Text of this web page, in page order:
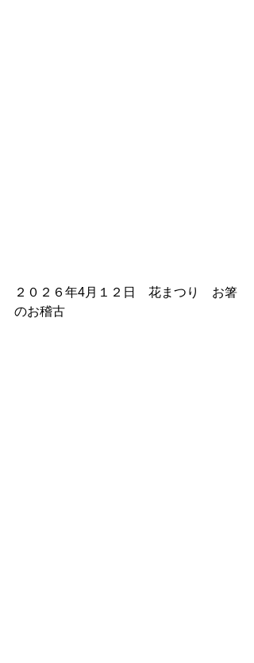
２０２６年4月１２日　花まつり　お箸
のお稽古